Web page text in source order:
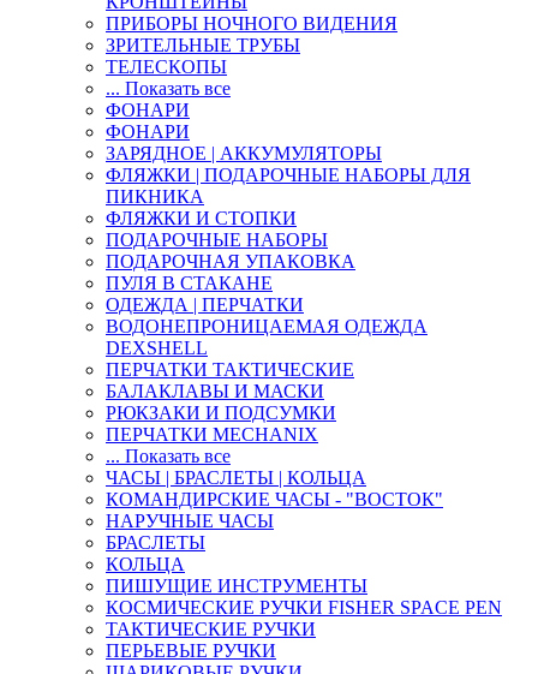
ПРИБОРЫ НОЧНОГО ВИДЕНИЯ
ЗРИТЕЛЬНЫЕ ТРУБЫ
ТЕЛЕСКОПЫ
... Показать все
ФОНАРИ
ФОНАРИ
ЗАРЯДНОЕ | АККУМУЛЯТОРЫ
ФЛЯЖКИ | ПОДАРОЧНЫЕ НАБОРЫ ДЛЯ
ПИКНИКА
ФЛЯЖКИ И СТОПКИ
ПОДАРОЧНЫЕ НАБОРЫ
ПОДАРОЧНАЯ УПАКОВКА
ПУЛЯ В СТАКАНЕ
ОДЕЖДА | ПЕРЧАТКИ
ВОДОНЕПРОНИЦАЕМАЯ ОДЕЖДА
DEXSHELL
ПЕРЧАТКИ ТАКТИЧЕСКИЕ
БАЛАКЛАВЫ И МАСКИ
РЮКЗАКИ И ПОДСУМКИ
ПЕРЧАТКИ MECHANIX
... Показать все
ЧАСЫ | БРАСЛЕТЫ | КОЛЬЦА
КОМАНДИРСКИЕ ЧАСЫ - "ВОСТОК"
НАРУЧНЫЕ ЧАСЫ
БРАСЛЕТЫ
КОЛЬЦА
ПИШУЩИЕ ИНСТРУМЕНТЫ
КОСМИЧЕСКИЕ РУЧКИ FISHER SPACE PEN
ТАКТИЧЕСКИЕ РУЧКИ
ПЕРЬЕВЫЕ РУЧКИ